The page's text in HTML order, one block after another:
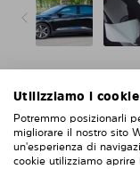
Niente
graffi
Più facile e
Utilizziamo i cookie
Potremmo posizionarli
migliorare il nostro sito
un'esperienza di
cookie utilizziamo aprire